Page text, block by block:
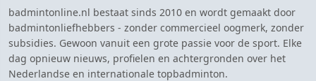
badmintonline.nl bestaat sinds 2010 en wordt gemaakt door
badmintonliefhebbers - zonder commercieel oogmerk, zonder
subsidies. Gewoon vanuit een grote passie voor de sport. Elke
dag opnieuw nieuws, profielen en achtergronden over het
Nederlandse en internationale topbadminton.